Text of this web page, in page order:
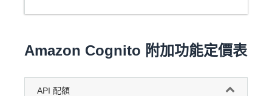
Amazon Cognito 附加功能定價表
API 配額